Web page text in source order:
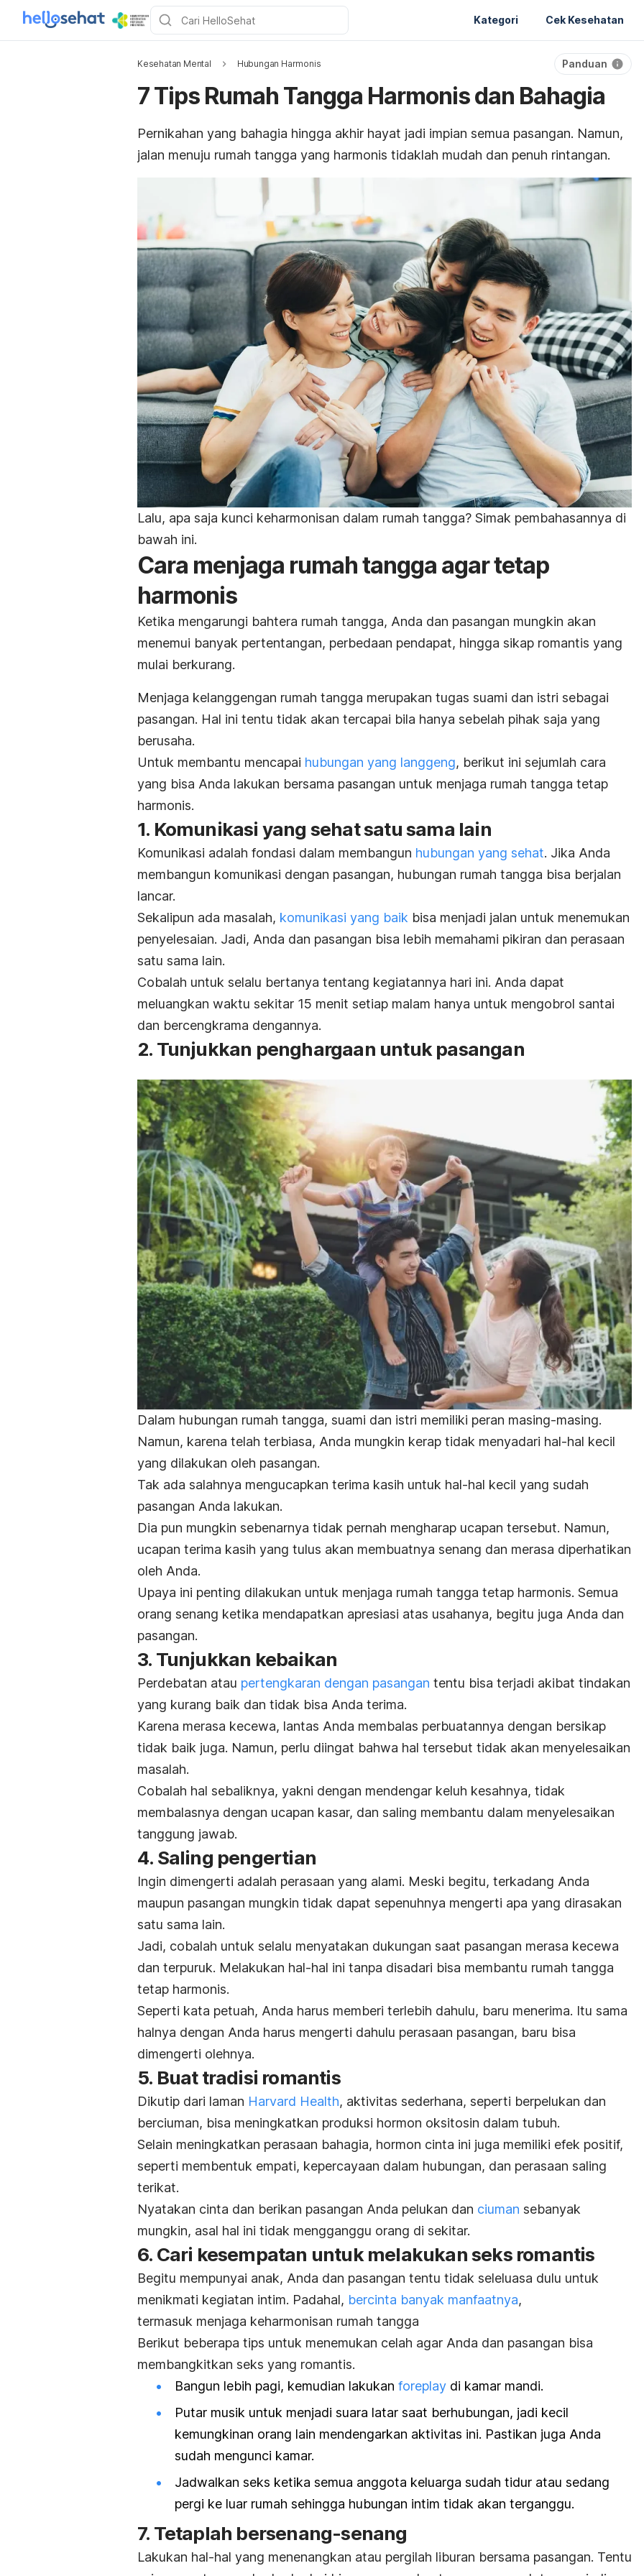
Kategori Cek Kesehatan
Kesehatan Mental Hubungan Harmonis Panduan
7 Tips Rumah Tangga Harmonis dan Bahagia
Pernikahan yang bahagia hingga akhir hayat jadi impian semua pasangan. Namun,
jalan menuju rumah tangga yang harmonis tidaklah mudah dan penuh rintangan.
Lalu, apa saja kunci keharmonisan dalam rumah tangga? Simak pembahasannya di
bawah ini.
Cara menjaga rumah tangga agar tetap
harmonis
Ketika mengarungi bahtera rumah tangga, Anda dan pasangan mungkin akan
menemui banyak pertentangan, perbedaan pendapat, hingga sikap romantis yang
mulai berkurang.
Menjaga kelanggengan rumah tangga merupakan tugas suami dan istri sebagai
pasangan. Hal ini tentu tidak akan tercapai bila hanya sebelah pihak saja yang
berusaha.
Untuk membantu mencapai hubungan yang langgeng, berikut ini sejumlah cara
yang bisa Anda lakukan bersama pasangan untuk menjaga rumah tangga tetap
harmonis.
1. Komunikasi yang sehat satu sama lain
Komunikasi adalah fondasi dalam membangun hubungan yang sehat. Jika Anda
membangun komunikasi dengan pasangan, hubungan rumah tangga bisa berjalan
lancar.
Sekalipun ada masalah, komunikasi yang baik bisa menjadi jalan untuk menemukan
penyelesaian. Jadi, Anda dan pasangan bisa lebih memahami pikiran dan perasaan
satu sama lain.
Cobalah untuk selalu bertanya tentang kegiatannya hari ini. Anda dapat
meluangkan waktu sekitar 15 menit setiap malam hanya untuk mengobrol santai
dan bercengkrama dengannya.
2. Tunjukkan penghargaan untuk pasangan
Dalam hubungan rumah tangga, suami dan istri memiliki peran masing-masing.
Namun, karena telah terbiasa, Anda mungkin kerap tidak menyadari hal-hal kecil
yang dilakukan oleh pasangan.
Tak ada salahnya mengucapkan terima kasih untuk hal-hal kecil yang sudah
pasangan Anda lakukan.
Dia pun mungkin sebenarnya tidak pernah mengharap ucapan tersebut. Namun,
ucapan terima kasih yang tulus akan membuatnya senang dan merasa diperhatikan
oleh Anda.
Upaya ini penting dilakukan untuk menjaga rumah tangga tetap harmonis. Semua
orang senang ketika mendapatkan apresiasi atas usahanya, begitu juga Anda dan
pasangan.
3. Tunjukkan kebaikan
Perdebatan atau pertengkaran dengan pasangan tentu bisa terjadi akibat tindakan
yang kurang baik dan tidak bisa Anda terima.
Karena merasa kecewa, lantas Anda membalas perbuatannya dengan bersikap
tidak baik juga. Namun, perlu diingat bahwa hal tersebut tidak akan menyelesaikan
masalah.
Cobalah hal sebaliknya, yakni dengan mendengar keluh kesahnya, tidak
membalasnya dengan ucapan kasar, dan saling membantu dalam menyelesaikan
tanggung jawab.
4. Saling pengertian
Ingin dimengerti adalah perasaan yang alami. Meski begitu, terkadang Anda
maupun pasangan mungkin tidak dapat sepenuhnya mengerti apa yang dirasakan
satu sama lain.
Jadi, cobalah untuk selalu menyatakan dukungan saat pasangan merasa kecewa
dan terpuruk. Melakukan hal-hal ini tanpa disadari bisa membantu rumah tangga
tetap harmonis.
Seperti kata petuah, Anda harus memberi terlebih dahulu, baru menerima. Itu sama
halnya dengan Anda harus mengerti dahulu perasaan pasangan, baru bisa
dimengerti olehnya.
5. Buat tradisi romantis
Dikutip dari laman Harvard Health, aktivitas sederhana, seperti berpelukan dan
berciuman, bisa meningkatkan produksi hormon oksitosin dalam tubuh.
Selain meningkatkan perasaan bahagia, hormon cinta ini juga memiliki efek positif,
seperti membentuk empati, kepercayaan dalam hubungan, dan perasaan saling
terikat.
Nyatakan cinta dan berikan pasangan Anda pelukan dan ciuman sebanyak
mungkin, asal hal ini tidak mengganggu orang di sekitar.
6. Cari kesempatan untuk melakukan seks romantis
Begitu mempunyai anak, Anda dan pasangan tentu tidak seleluasa dulu untuk
menikmati kegiatan intim. Padahal, bercinta banyak manfaatnya,
termasuk menjaga keharmonisan rumah tangga
Berikut beberapa tips untuk menemukan celah agar Anda dan pasangan bisa
membangkitkan seks yang romantis.
Bangun lebih pagi, kemudian lakukan foreplay di kamar mandi.
Putar musik untuk menjadi suara latar saat berhubungan, jadi kecil
kemungkinan orang lain mendengarkan aktivitas ini. Pastikan juga Anda
sudah mengunci kamar.
Jadwalkan seks ketika semua anggota keluarga sudah tidur atau sedang
pergi ke luar rumah sehingga hubungan intim tidak akan terganggu.
7. Tetaplah bersenang-senang
Lakukan hal-hal yang menenangkan atau pergilah liburan bersama pasangan. Tentu